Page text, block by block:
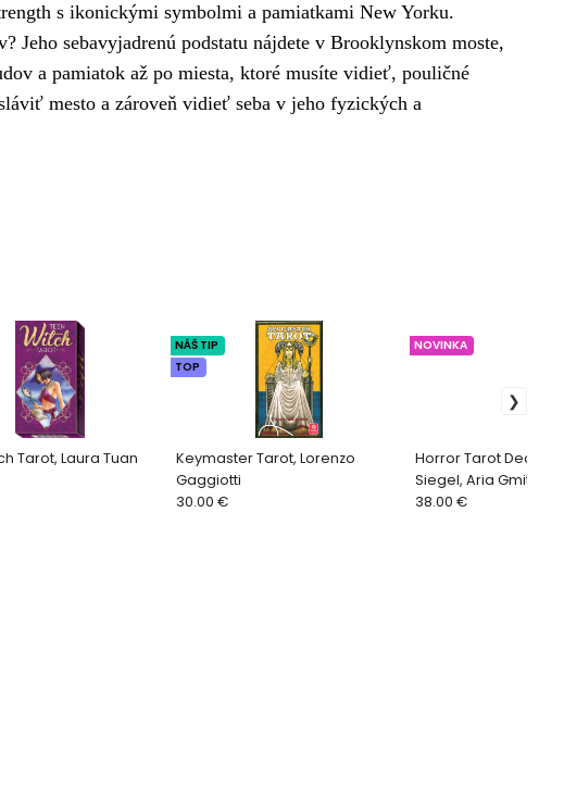
s ikonickými symbolmi a pamiatkami New Yorku.
Jeho sebavyjadrenú podstatu nájdete v Brooklynskom moste,
a pamiatok až po miesta, ktoré musíte vidieť, pouličné
mesto a zároveň vidieť seba v jeho fyzických a
Tarot, Laura Tuan
Keymaster Tarot, Lorenzo
Gaggiotti
NÁŠ TIP
TOP
30.00 €
Horror Tarot Deck,
Siegel, Aria Gmitter,
Larson
NOVINKA
38.00 €